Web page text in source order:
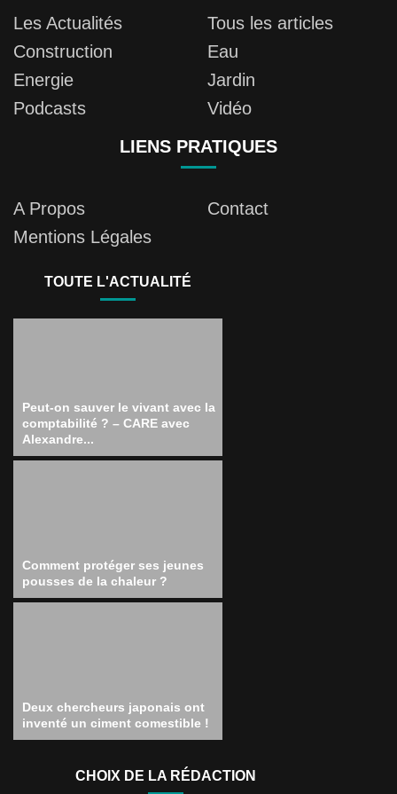
Les Actualités
Tous les articles
Construction
Eau
Energie
Jardin
Podcasts
Vidéo
LIENS PRATIQUES
A Propos
Contact
Mentions Légales
TOUTE L'ACTUALITÉ
Peut-on sauver le vivant avec la
comptabilité ? – CARE avec
Alexandre...
Comment protéger ses jeunes
pousses de la chaleur ?
Deux chercheurs japonais ont
inventé un ciment comestible !
CHOIX DE LA RÉDACTION